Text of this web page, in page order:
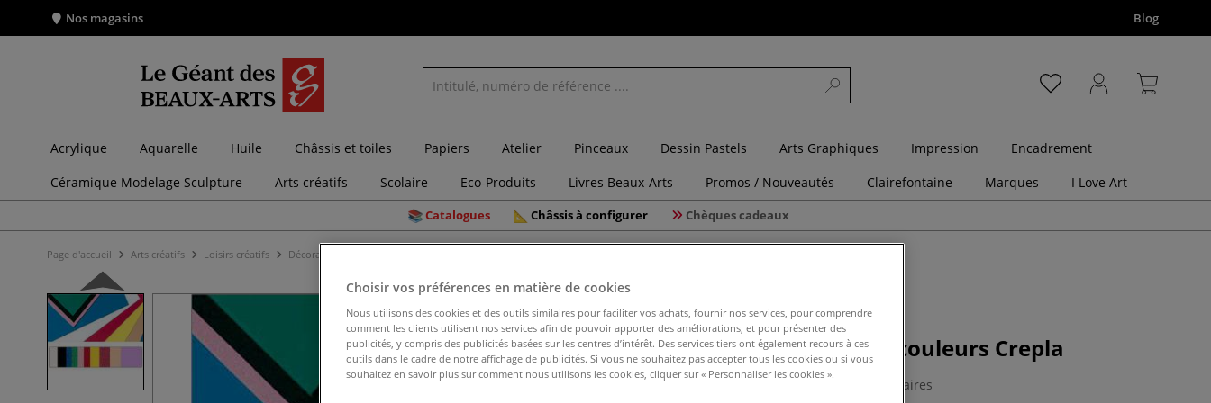
Nos magasins Blog
Acrylique Aquarelle Huile Châssis et toiles Papiers Atelier Pinceaux Dessin Pastels Arts Graphiques Impression
Encadrement
Céramique Modelage Sculpture
Arts créatifs Scolaire Eco-Produits Livres Beaux-Arts Promos / Nouveautés Clairefontaine Marques I Love Art
Catalogues Châssis à configurer Chèques cadeaux
Page d'accueil Arts créatifs Loisirs créatifs Décoration
Lot de 10 plaques couleurs Crepla
0 Commentaires
Choisir vos préférences en matière de cookies
Nous utilisons des cookies et des outils similaires pour faciliter vos achats, fournir nos services, pour comprendre
comment les clients utilisent nos services afin de pouvoir apporter des améliorations, et pour présenter des
publicités, y compris des publicités basées sur les centres d’intérêt. Des services tiers ont également recours à ces
outils dans le cadre de notre affichage de publicités. Si vous ne souhaitez pas accepter tous les cookies ou si vous
souhaitez en savoir plus sur comment nous utilisons les cookies, cliquer sur « Personnaliser les cookies ».